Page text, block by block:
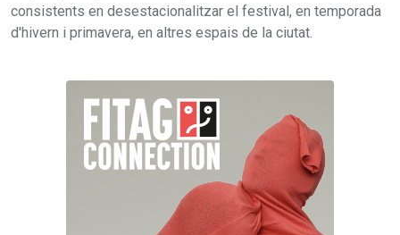
consistents en desestacionalitzar el festival, en temporada
d'hivern i primavera, en altres espais de la ciutat.